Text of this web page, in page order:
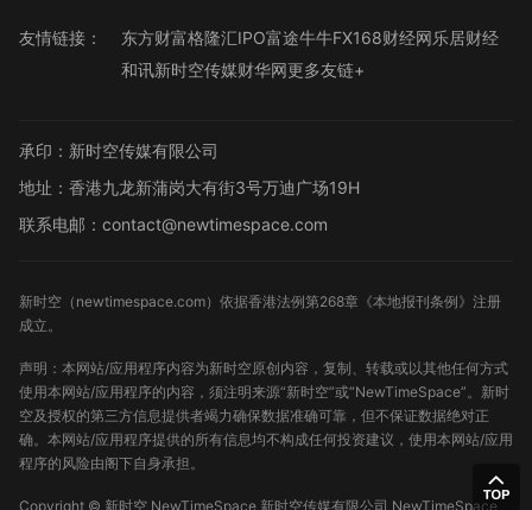
友情链接： 东方财富格隆汇IPO富途牛牛FX168财经网乐居财经
和讯新时空传媒财华网更多友链+
承印：新时空传媒有限公司
地址：香港九龙新蒲岗大有街3号万迪广场19H
联系电邮：contact@newtimespace.com
新时空（ newtimespace.com）依据香港法例第268章《本地报刊条例》注册
成立。
声明：本网站/应用程序内容为新时空原创内容，复制、转载或以其他任何方式
使用本网站/应用程序的内容，须注明来源“新时空”或“NewTimeSpace”。新时
空及授权的第三方信息提供者竭力确保数据准确可靠，但不保证数据绝对正
确。本网站/应用程序提供的所有信息均不构成任何投资建议，使用本网站/应用
程序的风险由阁下自身承担。
Copyright © 新时空 NewTimeSpace 新时空传媒有限公司 NewTimeSpace